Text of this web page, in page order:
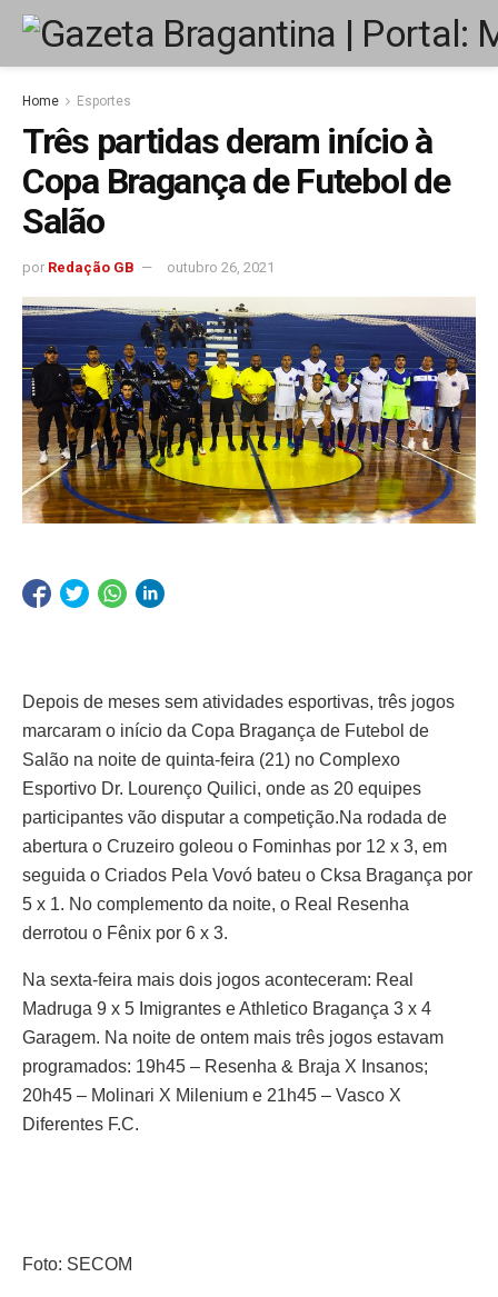
Home Esportes
Três partidas deram início à
Copa Bragança de Futebol de
Salão
por Redação GB outubro 26, 2021
Depois de meses sem atividades esportivas, três jogos
marcaram o início da Copa Bragança de Futebol de
Salão na noite de quinta-feira (21) no Complexo
Esportivo Dr. Lourenço Quilici, onde as 20 equipes
participantes vão disputar a competição.Na rodada de
abertura o Cruzeiro goleou o Fominhas por 12 x 3, em
seguida o Criados Pela Vovó bateu o Cksa Bragança por
5 x 1. No complemento da noite, o Real Resenha
derrotou o Fênix por 6 x 3.
Na sexta-feira mais dois jogos aconteceram: Real
Madruga 9 x 5 Imigrantes e Athletico Bragança 3 x 4
Garagem. Na noite de ontem mais três jogos estavam
programados: 19h45 – Resenha & Braja X Insanos;
20h45 – Molinari X Milenium e 21h45 – Vasco X
Diferentes F.C.
Foto: SECOM